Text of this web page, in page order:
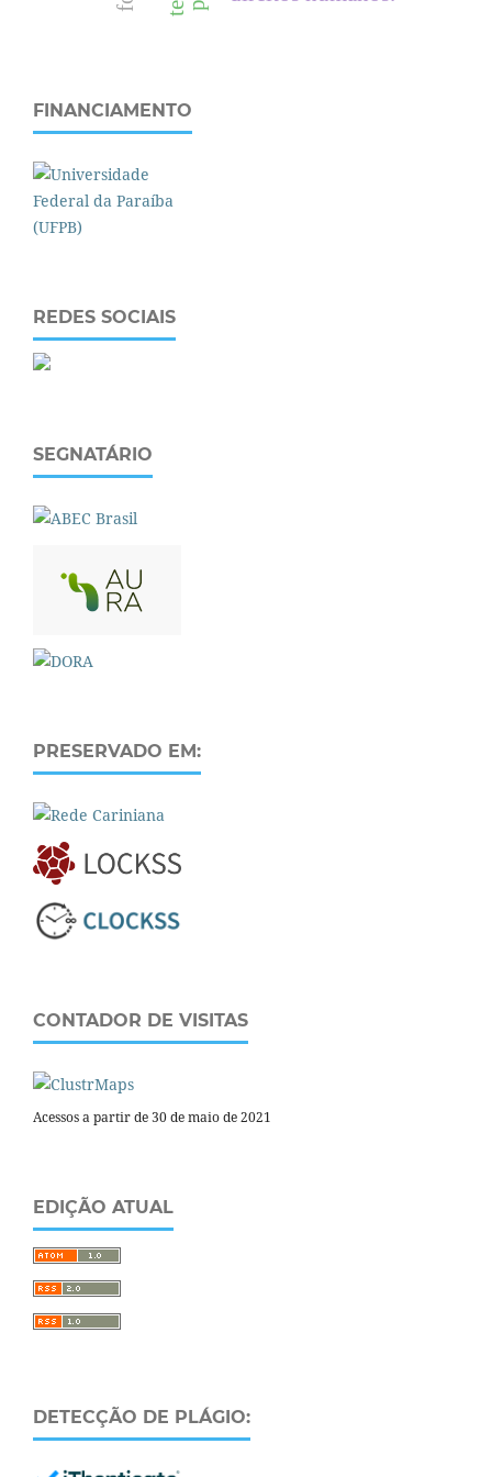
FINANCIAMENTO
REDES SOCIAIS
SEGNATÁRIO
PRESERVADO EM:
CONTADOR DE VISITAS
Acessos a partir de 30 de maio de 2021
EDIÇÃO ATUAL
DETECÇÃO DE PLÁGIO: